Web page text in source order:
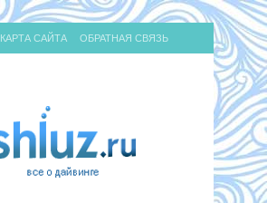
КАРТА САЙТА ОБРАТНАЯ СВЯЗЬ